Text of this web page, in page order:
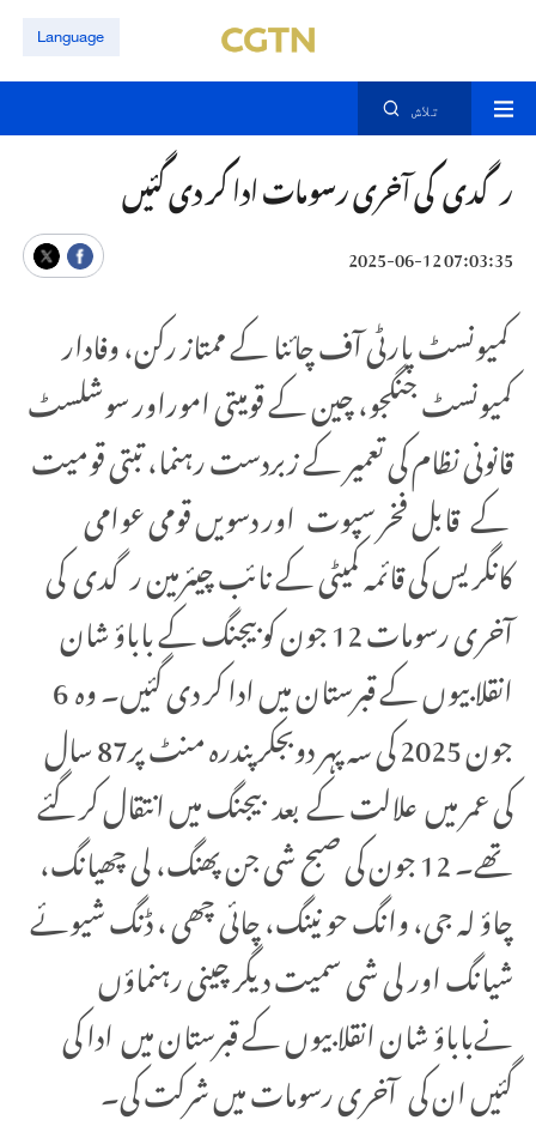
Language
تلاش
رگدی کی آخری رسومات ادا کر دی گئیں
07:03:35 2025-06-12
کمیونسٹ پارٹی آف چائنا کے ممتاز رکن، وفادار
کمیونسٹ جنگجو، چین کے قومیتی اموراور سوشلسٹ
قانونی نظام کی تعمیر کے زبردست رہنما، تبتی قومیت
کے قابل فخر سپوت اور دسویں قومی عوامی
کانگریس کی قائمہ کمیٹی کے نائب چیئرمین رگدی کی
آخری رسومات 12 جون کو بیجنگ کے باباؤ شان
انقلابیوں کے قبرستان میں ادا کر دی گئیں۔ وہ 6
جون 2025 کی سہ پہر دوبجکر پندرہ منٹ پر87 سال
کی عمر میں علالت کے بعد بیجنگ میں انتقال کر گئے
تھے۔ 12 جون کی صبح شی جن پھنگ، لی چھیانگ،
چاؤ لہ جی، وانگ حو نینگ، چائی چھی ، ڈنگ شیوئے
شیانگ اور لی شی سمیت دیگر چینی رہنماؤں
نےباباؤ شان انقلابیوں کے قبرستان میں ادا کی
گئیں ان کی آخری رسومات میں شرکت کی۔